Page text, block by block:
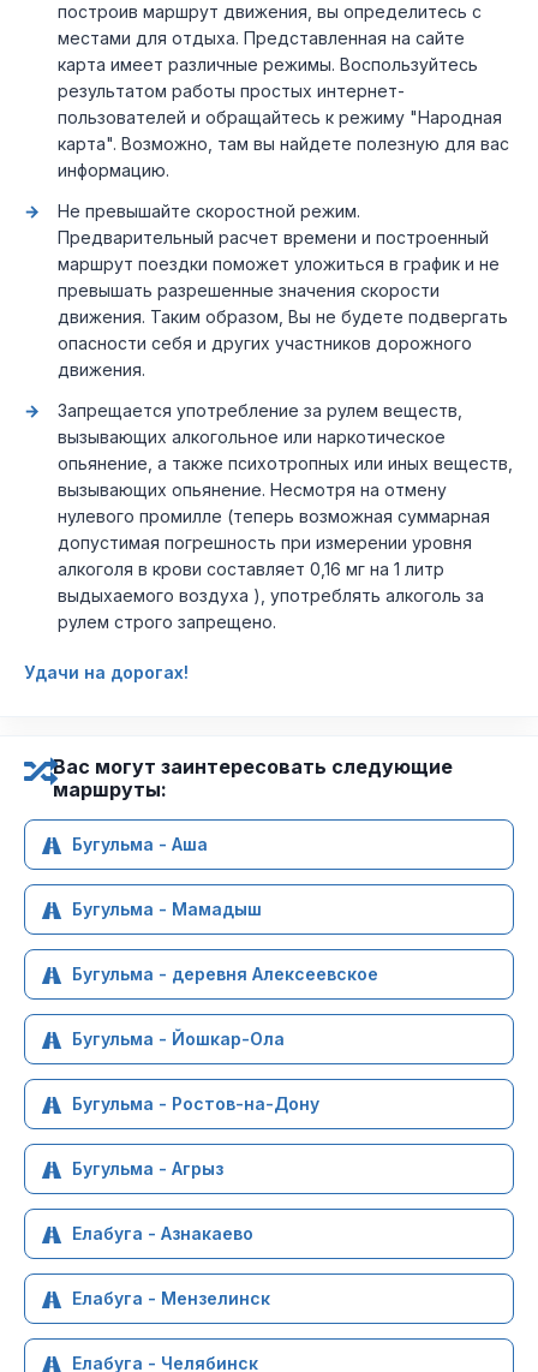
построив маршрут движения, вы определитесь с
местами для отдыха. Представленная на сайте
карта имеет различные режимы. Воспользуйтесь
результатом работы простых интернет-
пользователей и обращайтесь к режиму "Народная
карта". Возможно, там вы найдете полезную для вас
информацию.
Не превышайте скоростной режим.
Предварительный расчет времени и построенный
маршрут поездки поможет уложиться в график и не
превышать разрешенные значения скорости
движения. Таким образом, Вы не будете подвергать
опасности себя и других участников дорожного
движения.
Запрещается употребление за рулем веществ,
вызывающих алкогольное или наркотическое
опьянение, а также психотропных или иных веществ,
вызывающих опьянение. Несмотря на отмену
нулевого промилле (теперь возможная суммарная
допустимая погрешность при измерении уровня
алкоголя в крови составляет 0,16 мг на 1 литр
выдыхаемого воздуха ), употреблять алкоголь за
рулем строго запрещено.
Удачи на дорогах!
Вас могут заинтересовать следующие
маршруты:
Бугульма - Аша
Бугульма - Мамадыш
Бугульма - деревня Алексеевское
Бугульма - Йошкар-Ола
Бугульма - Ростов-на-Дону
Бугульма - Агрыз
Елабуга - Азнакаево
Елабуга - Мензелинск
Елабуга - Челябинск